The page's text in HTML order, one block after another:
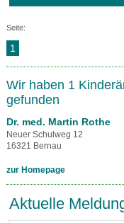
Seite:
1
Wir haben 1
gefunden
Dr. med. Martin Rothe
Neuer Schulweg 12
16321 Bernau
zur Homepage
Aktuelle